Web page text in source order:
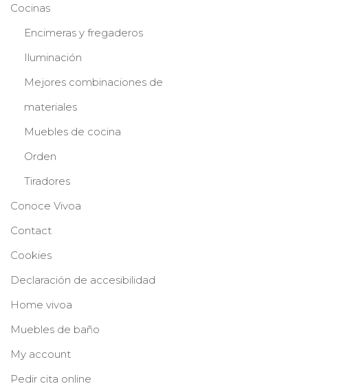
Cocinas
Encimeras y fregaderos
Iluminación
Mejores combinaciones de
materiales
Muebles de cocina
Orden
Tiradores
Conoce Vivoa
Contact
Cookies
Declaración de accesibilidad
Home vivoa
Muebles de baño
My account
Pedir cita online